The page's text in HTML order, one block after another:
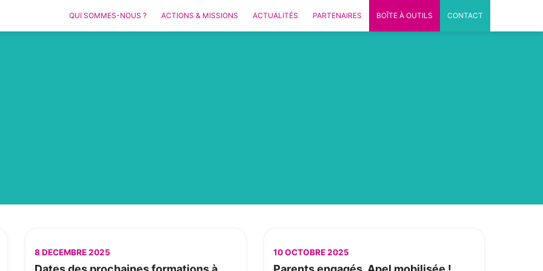
QUI SOMMES-NOUS ? ACTIONS & MISSIONS ACTUALITÉS PARTENAIRES BOÎTE À OUTILS CONTACT
8 DECEMBRE 2025 10 OCTOBRE 2025